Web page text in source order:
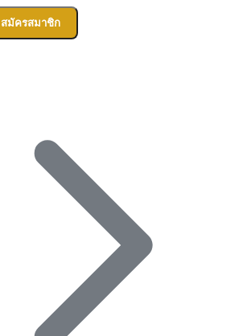
สมัครสมาชิก